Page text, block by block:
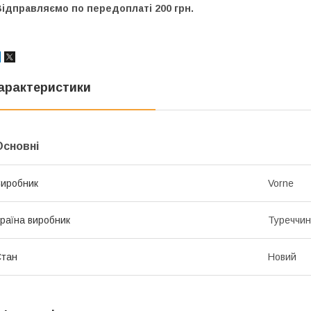
по передоплаті 200 грн.
Vorne
виробник
Новий